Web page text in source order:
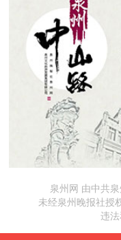
泉州网 由中共
未经泉州晚报社授
违